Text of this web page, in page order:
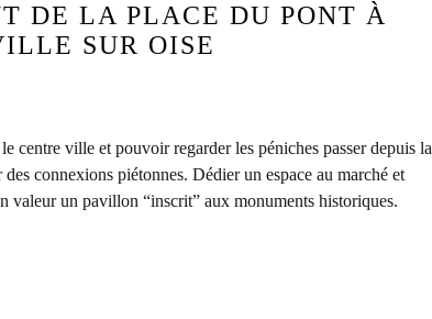
DE LA PLACE DU PONT À
SUR OISE
centre ville et pouvoir regarder les péniches passer depuis la
connexions piétonnes. Dédier un espace au marché et
valeur un pavillon “inscrit” aux monuments historiques.